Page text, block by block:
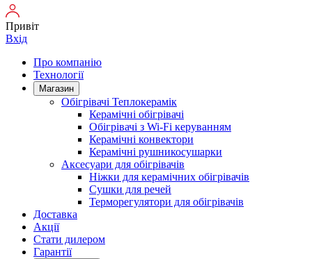
Привіт
Вхід
Про компанію
Технології
Магазин
Обігрівачі Теплокерамік
Керамічні обігрівачі
Обігрівачі з Wi-Fi керуванням
Керамічні конвектори
Керамічні рушникосушарки
Аксесуари для обігрівачів
Ніжки для керамічних обігрівачів
Сушки для речей
Терморегулятори для обігрівачів
Доставка
Акції
Стати дилером
Гарантії